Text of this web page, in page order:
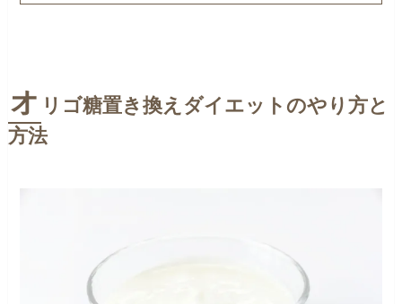
オ リゴ糖置き換えダイエットのやり方と
方法